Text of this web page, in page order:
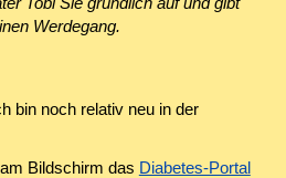
Werdegang.
bin noch relativ neu in der
Bildschirm das Diabetes-Portal